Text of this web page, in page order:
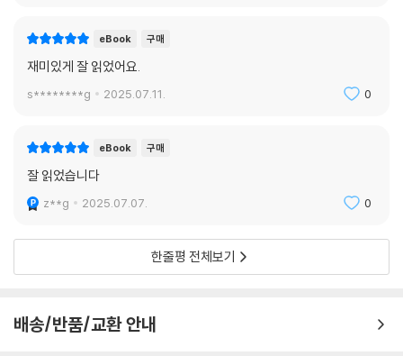
eBook 구매
재미있게 잘 읽었어요.
s********g 2025.07.11. 0
eBook 구매
잘 읽었습니다
z**g 2025.07.07. 0
한줄평 전체보기
배송/반품/교환 안내